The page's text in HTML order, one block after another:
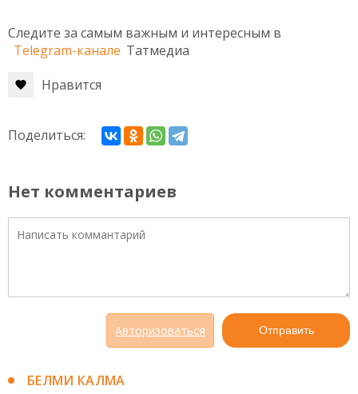
Следите за самым важным и интересным в
Telegram-канале Татмедиа
Нравится
Поделиться:
Нет комментариев
Авторизоваться Отправить
БЕЛМИ КАЛМА